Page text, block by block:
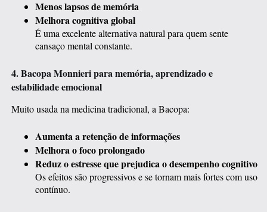
Menos lapsos de memória
Melhora cognitiva global
É uma excelente alternativa natural para quem sente
cansaço mental constante.
4. Bacopa Monnieri para memória, aprendizado e
estabilidade emocional
Muito usada na medicina tradicional, a Bacopa:
Aumenta a retenção de informações
Melhora o foco prolongado
Reduz o estresse que prejudica o desempenho cognitivo
Os efeitos são progressivos e se tornam mais fortes com uso
contínuo.